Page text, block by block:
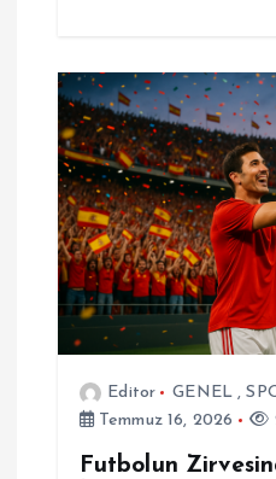
Editor GENEL,
Temmuz 16, 2026
Futbolun